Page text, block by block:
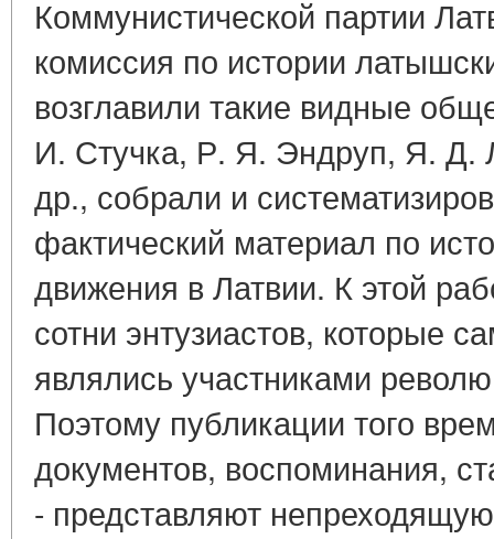
Коммунистической партии
комиссия по истории
возглавили такие видные
И. Стучка, Р. Я. Эндруп, Я. Д.
др., собрали и
фактический материал по
движения в Латвии. К этой
сотни энтузиастов, которые
являлись участниками
Поэтому публикации того
документов, воспоминания,
- представляют